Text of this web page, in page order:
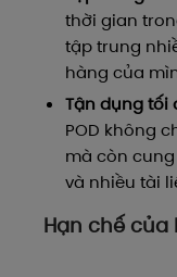
thời gian
tập trung
hàng của
Tận dụng tối
POD không
mà còn
và nhiều tài
Hạn chế của